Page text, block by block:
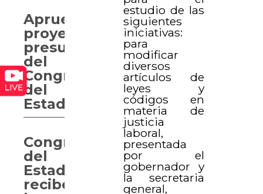
estudio de las
siguientes
iniciativas:
para
modificar
diversos
artículos de
leyes y
códigos en
materia de
justicia
laboral,
presentada
por el
gobernador y
la secretaria
general,
Aprueban
proyecto
presupuestal
del
Congreso
del
Estado
Congreso
del
Estado
recibe